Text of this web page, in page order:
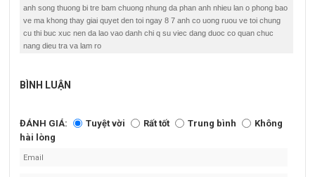
anh song thuong bi tre bam chuong nhung da phan anh nhieu lan o phong bao
ve ma khong thay giai quyet den toi ngay 8 7 anh co uong ruou ve toi chung
cu thi buc xuc nen da lao vao danh chi q su viec dang duoc co quan chuc
nang dieu tra va lam ro
BÌNH LUẬN
ĐÁNH GIÁ: Tuyệt vời Rất tốt Trung bình
Không
hài lòng